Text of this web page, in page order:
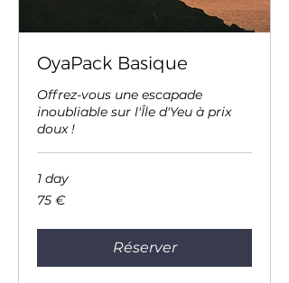
OyaPack Basique
Offrez-vous une escapade
inoubliable sur l'Île d'Yeu à prix
doux !
1 day
75
euros
75 €
Réserver